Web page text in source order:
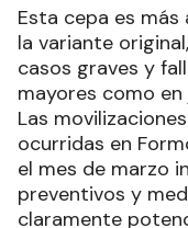
Esta cepa es
la variante
casos graves y
mayores como en
Las
ocurridas en
el mes de marzo
preventivos y
claramente